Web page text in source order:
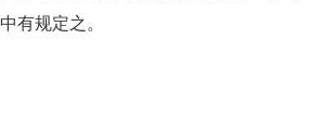
有规定之。